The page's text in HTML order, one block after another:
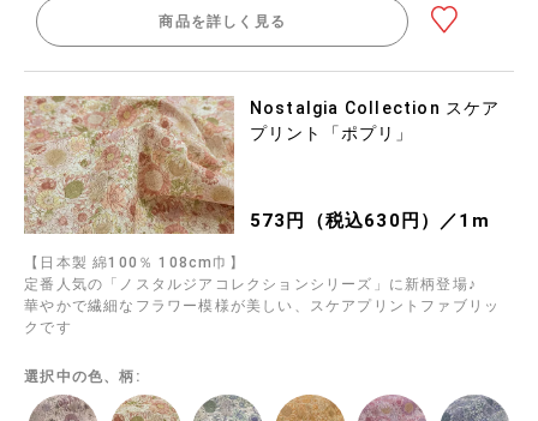
商品を詳しく見る
Nostalgia Collection スケア
プリント「ポプリ」
573円（税込630円）／1m
【日本製 綿100％ 108cm巾】
定番人気の「ノスタルジアコレクションシリーズ」に新柄登場♪
華やかで繊細なフラワー模様が美しい、スケアプリントファブリッ
クです
選択中の色、柄: